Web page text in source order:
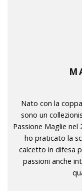
Nato con la
sono un
Passione Maglie
ho praticato la
calcetto in difesa
passioni anche